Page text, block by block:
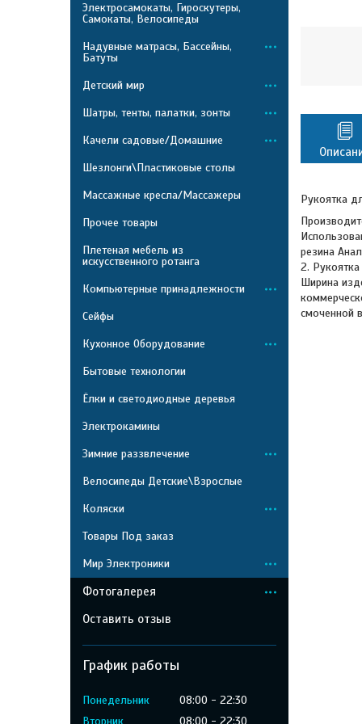
Рукоятка
резина
2.
Ширина
смоченной
Электросамокаты, Гироскутеры,
Самокаты, Велосипеды
Надувные матрасы, Бассейны,
Батуты
Детский мир
Шатры, тенты, палатки, зонты
Качели садовые/Домашние
Шезлонги\Пластиковые столы
Массажные кресла/Массажеры
Прочее товары
Плетеная мебель из
искусственного ротанга
Компьютерные принадлежности
Сейфы
Кухонное Оборудование
Бытовые технологии
Ёлки и светодиодные деревья
Электрокамины
Зимние раззвлечение
Велосипеды Детские\Взрослые
Коляски
Товары Под заказ
Мир Электроники
Фотогалерея
Оставить отзыв
График работы
Понедельник 08:00
22:30
Вторник
08:00 22:30